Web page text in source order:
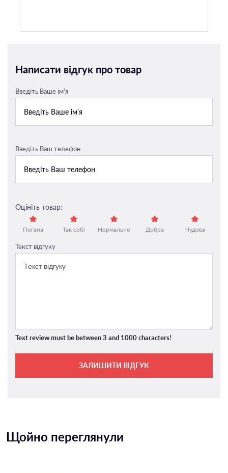
Написати відгук про товар
Введіть Ваше ім'я
Введіть Ваш телефон
Оцініть товар:
Погана Так собі Нормально Добра Чудова
Текст відгуку
Text review must be between 3 and 1000 characters!
ЗАЛИШИТИ ВІДГУК
Щойно переглянули